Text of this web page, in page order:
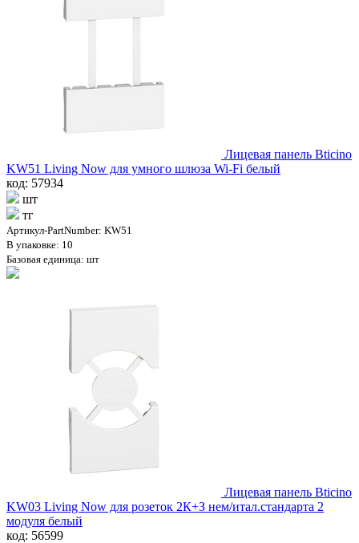
Лицевая панель Bticino
KW51 Living Now для умного шлюза Wi-Fi белый
код: 57934
шт
тг
Артикул-PartNumber: KW51
В упаковке: 10
Базовая единица: шт
Лицевая панель Bticino
KW03 Living Now для розеток 2К+З нем/итал.стандарта 2
модуля белый
код: 56599